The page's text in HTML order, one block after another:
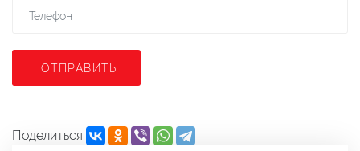
ОТПРАВИТЬ
Поделиться